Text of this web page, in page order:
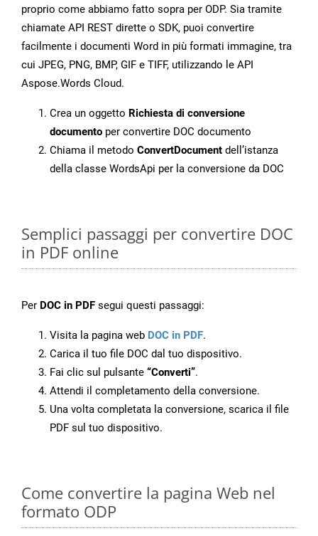
proprio come abbiamo fatto sopra per ODP. Sia tramite
chiamate API REST dirette o SDK, puoi convertire
facilmente i documenti Word in più formati immagine, tra
cui JPEG, PNG, BMP, GIF e TIFF, utilizzando le API
Aspose.Words Cloud.
Crea un oggetto Richiesta di conversione
documento per convertire DOC documento
Chiama il metodo ConvertDocument dell’istanza
della classe WordsApi per la conversione da DOC
Semplici passaggi per convertire DOC
in PDF online
Per DOC in PDF segui questi passaggi:
Visita la pagina web DOC in PDF.
Carica il tuo file DOC dal tuo dispositivo.
Fai clic sul pulsante “Converti”.
Attendi il completamento della conversione.
Una volta completata la conversione, scarica il file
PDF sul tuo dispositivo.
Come convertire la pagina Web nel
formato ODP